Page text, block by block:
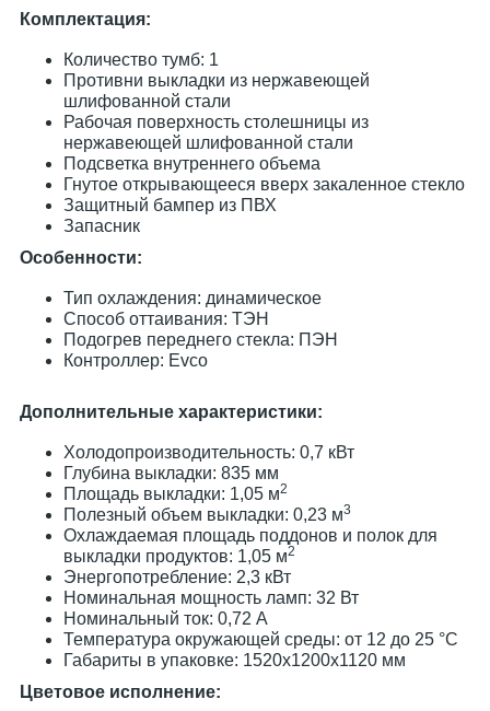
Комплектация:
Количество тумб: 1
Противни выкладки из нержавеющей
шлифованной стали
Рабочая поверхность столешницы из
нержавеющей шлифованной стали
Подсветка внутреннего объема
Гнутое открывающееся вверх закаленное стекло
Защитный бампер из ПВХ
Запасник
Особенности:
Тип охлаждения: динамическое
Способ оттаивания: ТЭН
Подогрев переднего стекла: ПЭН
Контроллер: Evco
Дополнительные характеристики:
Холодопроизводительность: 0,7 кВт
Глубина выкладки: 835 мм
Площадь выкладки: 1,05 м2
Полезный объем выкладки: 0,23 м3
Охлаждаемая площадь поддонов и полок для
выкладки продуктов: 1,05 м2
Энергопотребление: 2,3 кВт
Номинальная мощность ламп: 32 Вт
Номинальный ток: 0,72 А
Температура окружающей среды: от 12 до 25 °C
Габариты в упаковке: 1520х1200х1120 мм
Цветовое исполнение: